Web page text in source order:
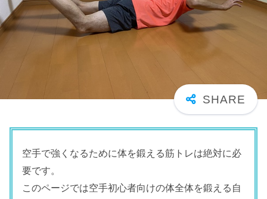
空手で強くなるために体を鍛える筋トレは絶対に必
要です。
このページでは空手初心者向けの体全体を鍛える自